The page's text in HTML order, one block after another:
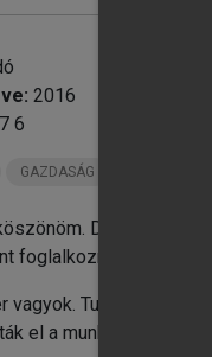
2016
6
GAZDASÁG
Divattéma.
foglalkozni?”
vagyok. Tudom, mit
el a munkatársaim?